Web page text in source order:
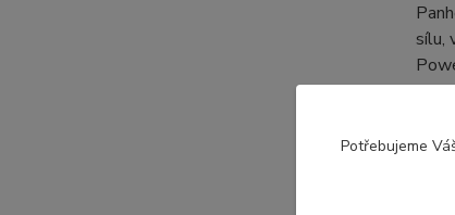
sílu,
-
-
-
Potřebujeme